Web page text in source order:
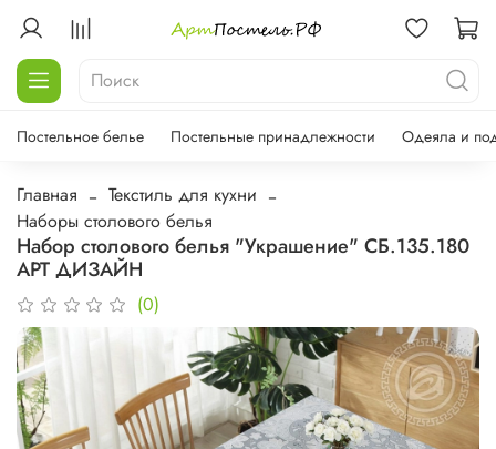
Постельное белье Постельные принадлежности Одеяла и
Главная
Текстиль для кухни
Наборы столового белья
Набор столового белья "Украшение" СБ.135.180
АРТ ДИЗАЙН
(0)